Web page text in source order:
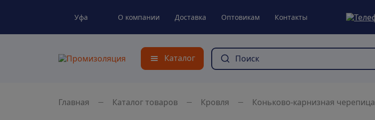
Уфа О компании Доставка Оптовикам Контакты
Каталог
Главная Каталог товаров Кровля Коньково-карнизная черепица